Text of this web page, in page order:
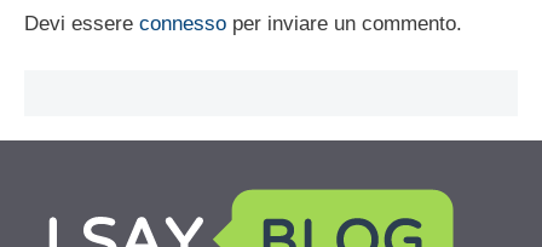
Devi essere connesso per inviare un commento.